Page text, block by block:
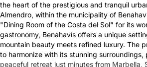
the heart of the prestigious and tranquil
Almendro, within the municipality of
"Dining Room of the Costa del Sol" for its
gastronomy, Benahavís offers a unique
mountain beauty meets refined luxury. The
to harmonize with its stunning surroundings,
peaceful retreat just minutes from Marbella,